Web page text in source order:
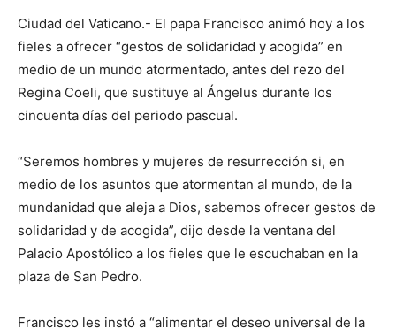
Ciudad del Vaticano.- El papa Francisco animó hoy a los
fieles a ofrecer “gestos de solidaridad y acogida” en
medio de un mundo atormentado, antes del rezo del
Regina Coeli, que sustituye al Ángelus durante los
cincuenta días del periodo pascual.
“Seremos hombres y mujeres de resurrección si, en
medio de los asuntos que atormentan al mundo, de la
mundanidad que aleja a Dios, sabemos ofrecer gestos de
solidaridad y de acogida”, dijo desde la ventana del
Palacio Apostólico a los fieles que le escuchaban en la
plaza de San Pedro.
Francisco les instó a “alimentar el deseo universal de la